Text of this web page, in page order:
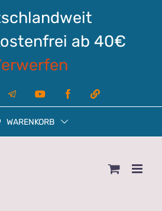
ab 40€
Telegram YouTube FacebookLinktree
WARENKORB